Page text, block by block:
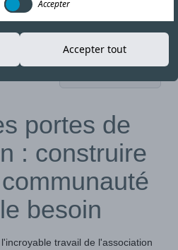
portes de
: construire
besoin
travail de l'association
Accepter
Accepter tout